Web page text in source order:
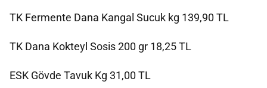
TK Fermente Dana Kangal Sucuk kg 139,90 TL
TK Dana Kokteyl Sosis 200 gr 18,25 TL
ESK Gövde Tavuk Kg 31,00 TL